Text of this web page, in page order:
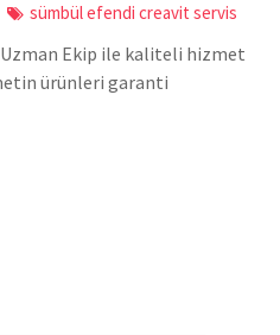
sümbül efendi creavit servis
Ekip ile kaliteli hizmet
ürünleri garanti